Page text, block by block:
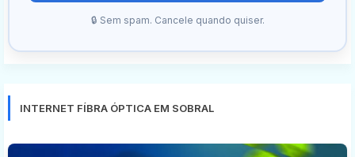
🔒 Sem spam. Cancele quando quiser.
INTERNET FÍBRA ÓPTICA EM SOBRAL